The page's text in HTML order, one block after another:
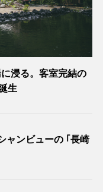
浸る。客室完結の
生
ャンビューの ｢長崎